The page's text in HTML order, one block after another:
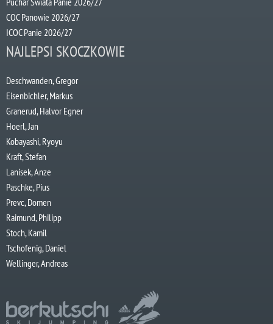
COC Panowie 2026/27
ICOC Panie 2026/27
NAJLEPSI SKOCZKOWIE
Deschwanden, Gregor
Eisenbichler, Markus
Granerud, Halvor Egner
Hoerl, Jan
Kobayashi, Ryoyu
Kraft, Stefan
Lanisek, Anze
Paschke, Pius
Prevc, Domen
Raimund, Philipp
Stoch, Kamil
Tschofenig, Daniel
Wellinger, Andreas